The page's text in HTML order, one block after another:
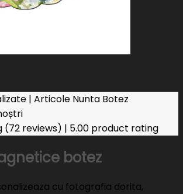
| Articole Nunta Botez
(72 reviews) | 5.00 product rating
botez
cu fotografia dorita,